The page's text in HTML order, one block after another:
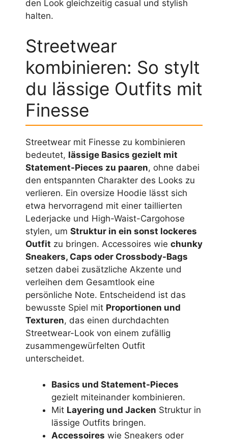
den Look gleichzeitig casual und stylish
halten.
Streetwear
kombinieren: So stylt
du lässige Outfits mit
Finesse
Streetwear mit Finesse zu kombinieren
bedeutet, lässige Basics gezielt mit
Statement-Pieces zu paaren, ohne dabei
den entspannten Charakter des Looks zu
verlieren. Ein oversize Hoodie lässt sich
etwa hervorragend mit einer taillierten
Lederjacke und High-Waist-Cargohose
stylen, um Struktur in ein sonst lockeres
Outfit zu bringen. Accessoires wie chunky
Sneakers, Caps oder Crossbody-Bags
setzen dabei zusätzliche Akzente und
verleihen dem Gesamtlook eine
persönliche Note. Entscheidend ist das
bewusste Spiel mit Proportionen und
Texturen, das einen durchdachten
Streetwear-Look von einem zufällig
zusammengewürfelten Outfit
unterscheidet.
Basics und Statement-Pieces
gezielt miteinander kombinieren.
Mit Layering und Jacken Struktur in
lässige Outfits bringen.
Accessoires wie Sneakers oder